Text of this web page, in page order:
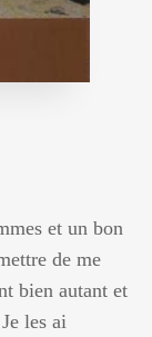
et un bon
de me
bien autant et
les ai